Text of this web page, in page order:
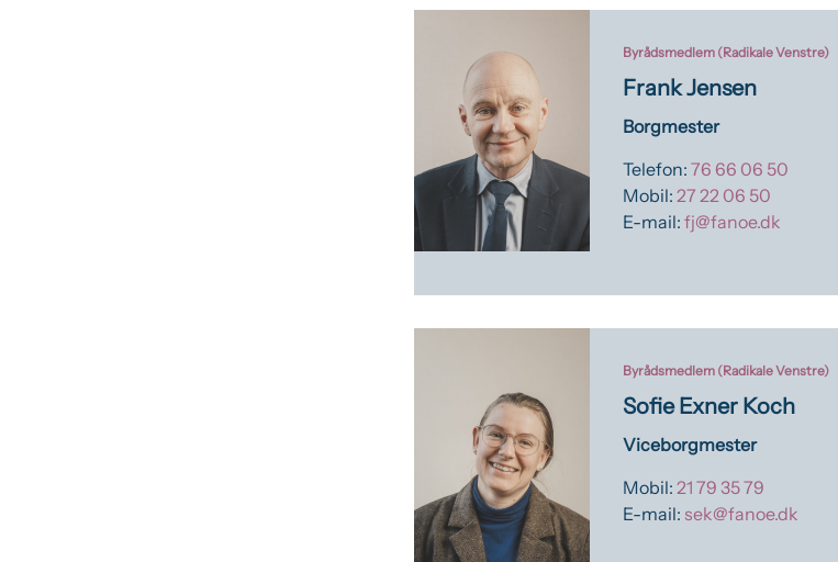
Byrådsmedlem (Radikale Venstre)
Frank Jensen
Borgmester
Telefon:76 66 06 50
Mobil:27 22 06 50
E-mail:fj@fanoe.dk
Byrådsmedlem (Radikale Venstre)
Sofie Exner Koch
Viceborgmester
Mobil:21 79 35 79
E-mail: sek@fanoe.dk